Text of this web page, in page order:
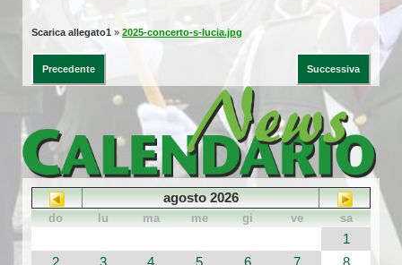
Scarica allegato1 » 2025-concerto-s-lucia.jpg
Precedente Successiva
agosto 2026
do lu ma me gi ve sa
1
2
3 4 5 6 7
8